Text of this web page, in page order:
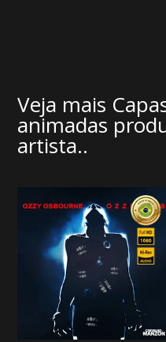
Veja mais
animadas
artista..